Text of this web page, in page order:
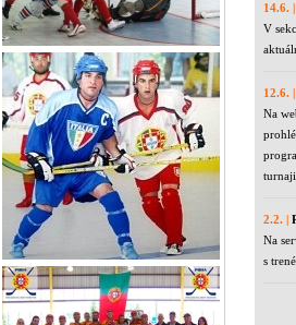
14.6. |
V
12.6. |
Na
2.2. |
Na
s